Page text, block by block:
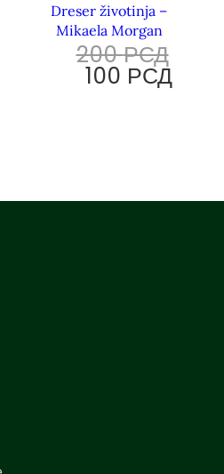
Dreser životinja –
Mikaela Morgan
200РСД
100 РСД